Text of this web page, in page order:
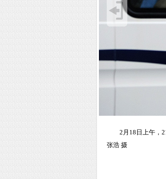
2月18日上午，
张浩 摄